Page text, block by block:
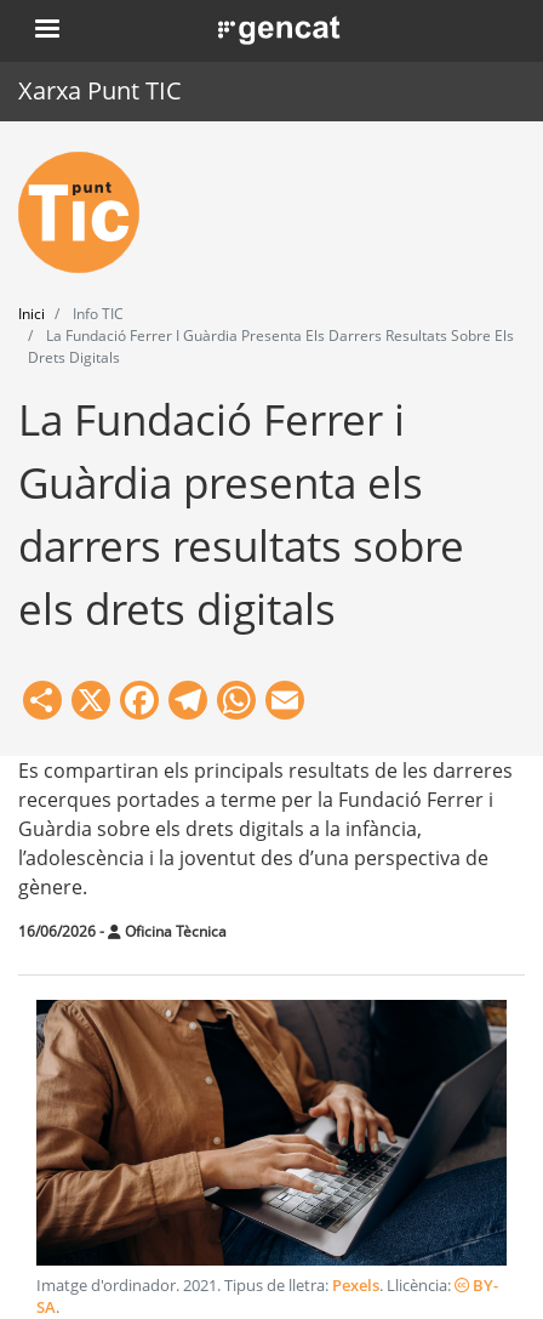
Vés
al
. Obre en una nova finestra.
Xarxa Punt TIC
Inici
Punt TIC
Actualitat
Agenda
Eines
Inici
Info TIC
La Fundació Ferrer I Guàrdia Presenta Els Darrers Resultats Sobre Els
Drets Digitals
La Fundació Ferrer i
Guàrdia presenta els
darrers resultats sobre
els drets digitals
Share
X Facebook
Telegram
WhatsApp
Es compartiran els principals resultats de les darreres
recerques portades a terme per la Fundació Ferrer i
Guàrdia sobre els drets digitals a la infància,
l’adolescència i la joventut des d’una perspectiva de
gènere.
16/06/2026- Oficina Tècnica
Imatge d'ordinador.2021. Tipus de lletra: Pexels. Llicència:
BY-
SA.